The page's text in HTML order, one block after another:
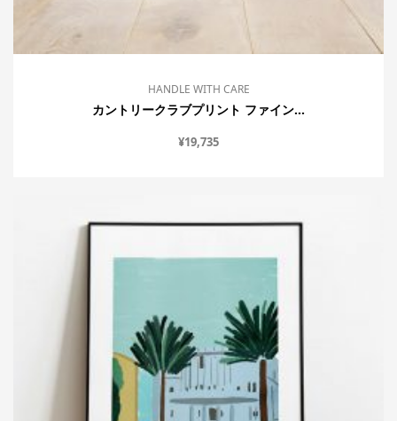
HANDLE WITH CARE
カントリークラブプリント ファイン...
¥19,735